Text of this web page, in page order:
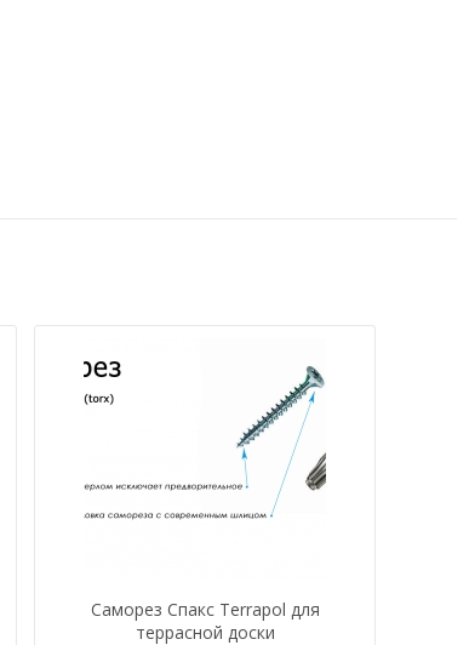
Саморез Спакс Terrapol для
террасной доски